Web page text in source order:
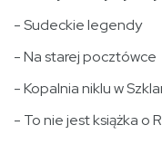
- Sudeckie legendy
- Na starej pocztówce
- Kopalnia niklu w
- To nie jest książka o